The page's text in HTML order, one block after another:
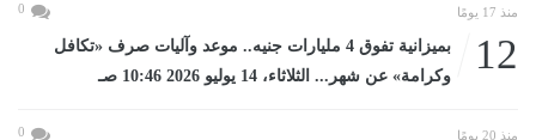
منذ 17 يومًا 0
12
بميزانية تفوق 4 مليارات جنيه.. موعد وآليات صرف «تكافل
وكرامة» عن شهر... الثلاثاء، 14 يوليو 2026 10:46 صـ
منذ 20 يومًا 0